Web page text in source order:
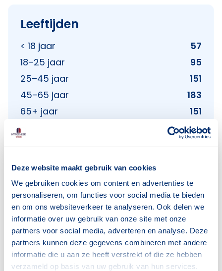
Deze website maakt gebruik van cookies
We gebruiken cookies om content en advertenties te
personaliseren, om functies voor social media te bieden
en om ons websiteverkeer te analyseren. Ook delen we
informatie over uw gebruik van onze site met onze
partners voor social media, adverteren en analyse. Deze
partners kunnen deze gegevens combineren met andere
informatie die u aan ze heeft verstrekt of die ze hebben
verzameld op basis van uw gebruik van hun services.
Leeftijden
< 18 jaar
57
18–25 jaar
95
25–45 jaar
151
45–65 jaar
183
65+ jaar
151
Bron: CBS
Huishoudens
Alleenwonend
138
Gezin zonder kinderen
Gezin met kinderen
80
Bron: CBS